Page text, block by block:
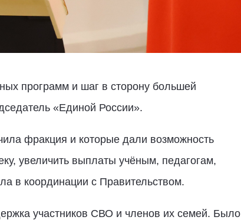
программ и шаг в сторону большей
«Единой России».
фракция и которые дали возможность
увеличить выплаты учёным, педагогам,
в координации с Правительством.
участников СВО и членов их семей. Было